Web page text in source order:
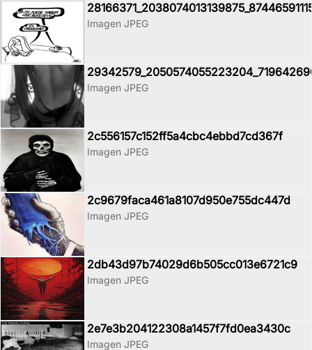
Imagen JPEG
Imagen JPEG
2c556157c152ff5a4cbc4ebbd7cd367f
Imagen JPEG
2c9679faca461a8107d950e755dc447d
Imagen JPEG
2db43d97b74029d6b505cc013e6721c9
Imagen JPEG
2e7e3b204122308a1457f7fd0ea3430c
Imagen JPEG